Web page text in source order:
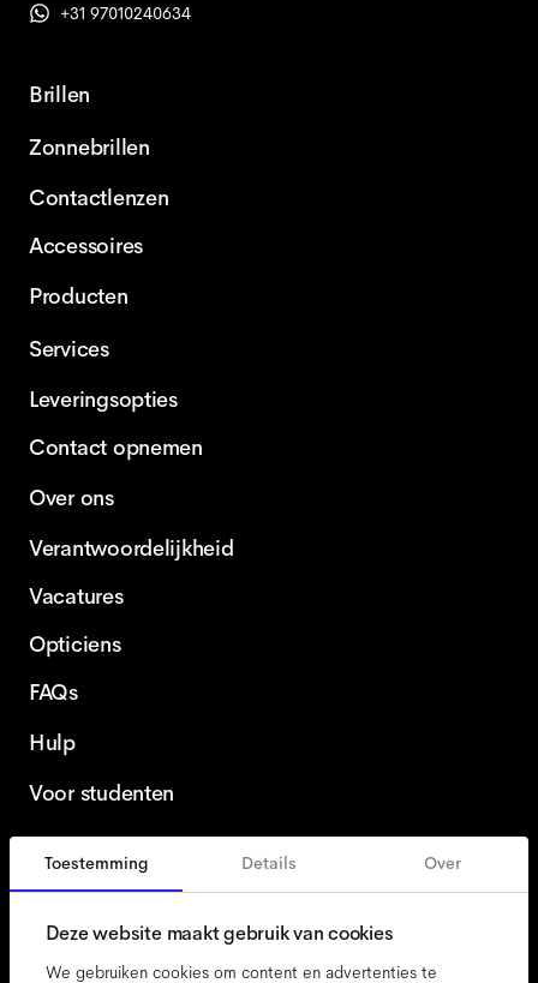
Toestemming Details Over
Deze website maakt gebruik van cookies
We gebruiken cookies om content en advertenties te
+31 97010240634
Brillen
Zonnebrillen
Contactlenzen
Accessoires
Producten
Services
Leveringsopties
Contact opnemen
Over ons
Verantwoordelijkheid
Vacatures
Opticiens
FAQs
Hulp
Voor studenten
Nederland